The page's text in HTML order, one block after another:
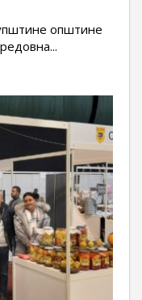
општине